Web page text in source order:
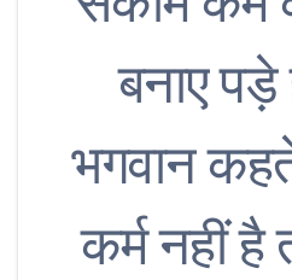
बनाए पड़े
भगवान
कर्म नहीं है